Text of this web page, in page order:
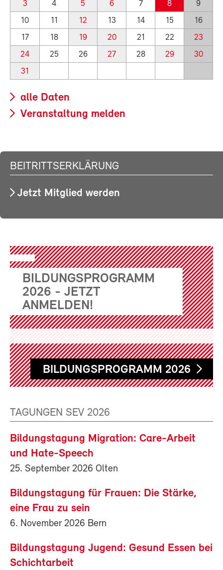
3 4 5 6 7 8
9
10
11 12 13 14 15
16
17
18 19 20 21 22
23
24
25 26 27 28 29
30
31
alle Daten
Veranstaltung melden
BEITRITTSERKLÄRUNG
Jetzt Mitglied werden
BILDUNGSPROGRAMM
2026 - JETZT
ANMELDEN!
BILDUNGSPROGRAMM 2026
TAGUNGEN SEV 2026
Bildungstagung Migration: Care-Arbeit
und Hate-Speech
25. September 2026 Olten
Bildungstagung für Frauen: Die Stärke,
eine Frau zu sein
6. November 2026 Bern
Bildungstagung Jugend: Gesund Essen bei
Schichtarbeit